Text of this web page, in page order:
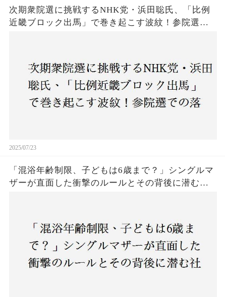
次期衆院選に挑戦するNHK党・浜田聡氏、「比例
近畿ブロック出馬」で巻き起こす波紋！参院選で
2025/07/23
「混浴年齢制限、子どもは6歳まで？」シングルマ
ザーが直面した衝撃のルールとその背後に潜む社